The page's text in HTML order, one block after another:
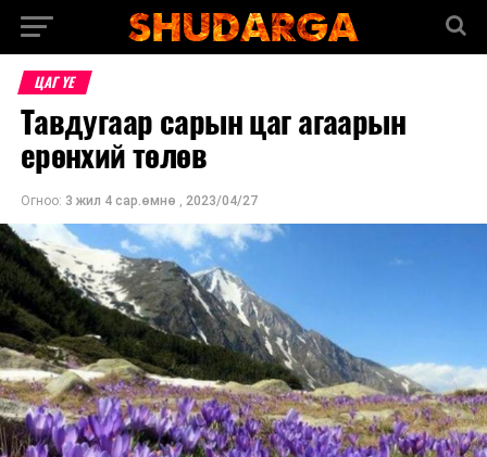
ЦАГ ҮЕ
Тавдугаар сарын цаг агаарын
ерөнхий төлөв
Огноо: 3 жил 4 сар.өмнө , 2023/04/27